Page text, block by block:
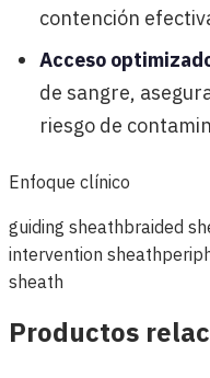
contención
Acceso
de sangre,
riesgo de
Enfoque clínico
guiding sheathbraided
intervention sheath
sheath
Productos